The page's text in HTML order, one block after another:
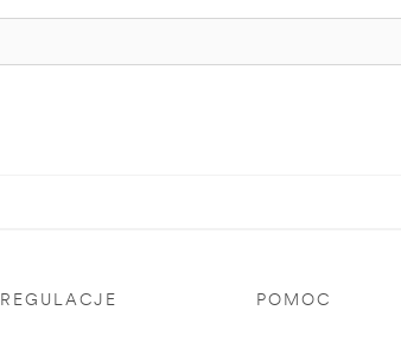
REGULACJE POMOC